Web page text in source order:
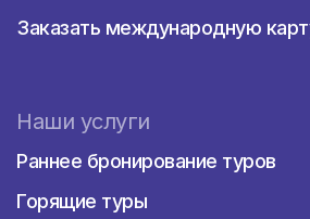
Заказать международную
Наши услуги
Раннее бронирование туров
Горящие туры